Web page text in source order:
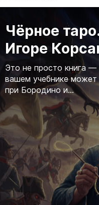
Чёрное
Игоре
Это не просто книга —
вашем учебнике может
при Бородино и...